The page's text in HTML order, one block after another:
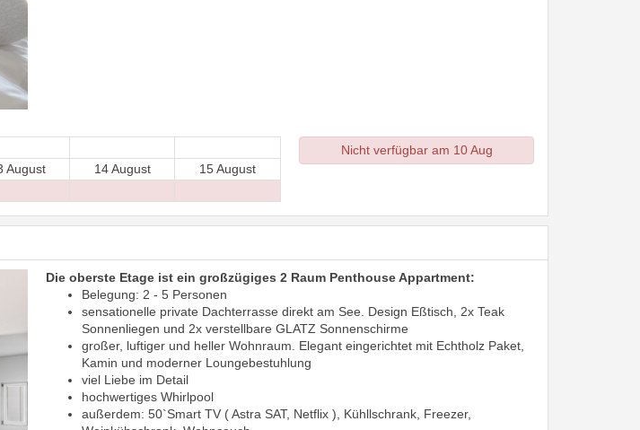
August 14 August 15 August
Nicht verfügbar am 10 Aug
Die oberste Etage ist ein großzügiges 2 Raum Penthouse Appartment:
Belegung: 2 - 5 Personen
sensationelle private Dachterrasse direkt am See. Design Eßtisch, 2x Teak
Sonnenliegen und 2x verstellbare GLATZ Sonnenschirme
großer, luftiger und heller Wohnraum. Elegant eingerichtet mit Echtholz Paket,
Kamin und moderner Loungebestuhlung
viel Liebe im Detail
hochwertiges Whirlpool
außerdem: 50`Smart TV ( Astra SAT, Netflix ), Kühllschrank, Freezer,